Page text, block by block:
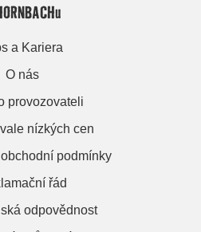
a Kariera
O nás
provozovateli
nízkých cen
podmínky
řád
odpovědnost